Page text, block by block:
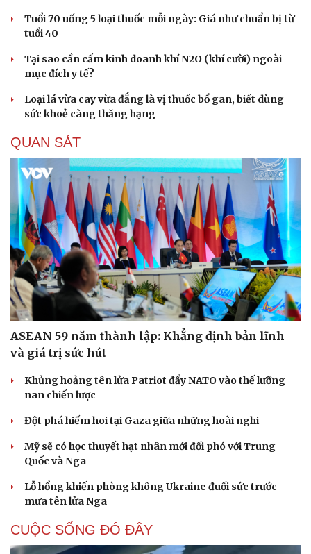
Du lịch
Tư vấn
Săn Tour
check-in
Podcast
Câu chuyện thời sự
Đọc truyện đêm khuya
Cửa sổ tình yêu
Kể chuyện cho bé
Hạt giống tâm hồn
Tuổi 70 uống 5 loại thuốc mỗi ngày: Giá như chuẩn bị từ
tuổi 40
Tại sao cần cấm kinh doanh khí N2O (khí cười) ngoài
mục đích y tế?
Loại lá vừa cay vừa đắng là vị thuốc bổ gan, biết dùng
sức khoẻ càng thăng hạng
QUAN SÁT
ASEAN 59 năm thành lập: Khẳng định bản lĩnh
và giá trị sức hút
Khủng hoảng tên lửa Patriot đẩy NATO vào thế lưỡng
nan chiến lược
Đột phá hiếm hoi tại Gaza giữa những hoài nghi
Mỹ sẽ có học thuyết hạt nhân mới đối phó với Trung
Quốc và Nga
Lỗ hổng khiến phòng không Ukraine đuối sức trước
mưa tên lửa Nga
CUỘC SỐNG ĐÓ ĐÂY